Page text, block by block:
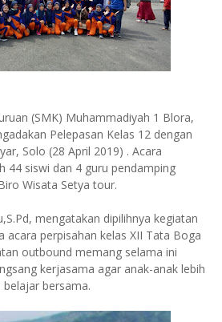
(SMK) Muhammadiyah 1 Blora,
Pelepasan Kelas 12 dengan
Solo (28 April 2019) . Acara
44 siswi dan 4 guru pendamping
Wisata Setya tour.
mengatakan dipilihnya kegiatan
acara perpisahan kelas XII Tata Boga
outbound memang selama ini
kerjasama agar anak-anak lebih
bersama.